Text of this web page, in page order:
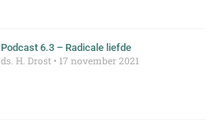
Podcast 6.3 – Radicale liefde
ds. H. Drost 17 november 2021